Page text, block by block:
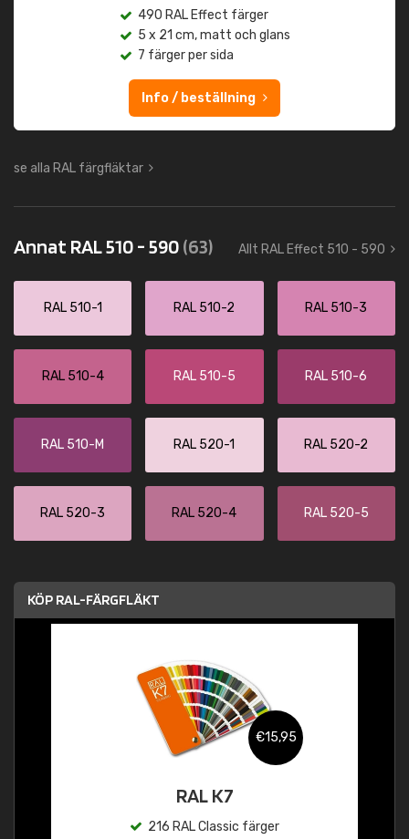
490 RAL Effect färger
5 x 21 cm, matt och glans
7 färger per sida
Info / beställning
se alla RAL färgfläktar
Annat RAL 510 - 590(63) Allt RAL Effect 510 - 590
RAL 510-1 RAL 510-2 RAL 510-3
RAL 510-4 RAL 510-5 RAL 510-6
RAL 510-M RAL 520-1 RAL 520-2
RAL 520-3 RAL 520-4 RAL 520-5
KÖP RAL-FÄRGFLÄKT
€15,95
RAL K7
216 RAL Classic färger